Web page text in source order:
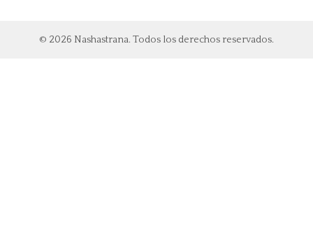
© 2026 Nashastrana. Todos los derechos reservados.